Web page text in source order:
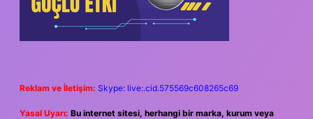
Reklam ve İletişim: Skype: live:.cid.575569c608265c69
Yasal Uyarı: Bu internet sitesi, herhangi bir marka, kurum veya